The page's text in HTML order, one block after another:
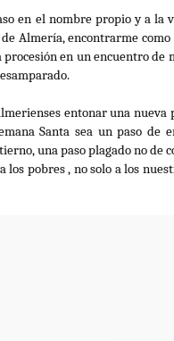
en el nombre propio y a la
Almería, encontrarme
procesión en un encuentro de
entonar una
Santa sea un paso de
una paso plagado no de
los pobres , no solo a los